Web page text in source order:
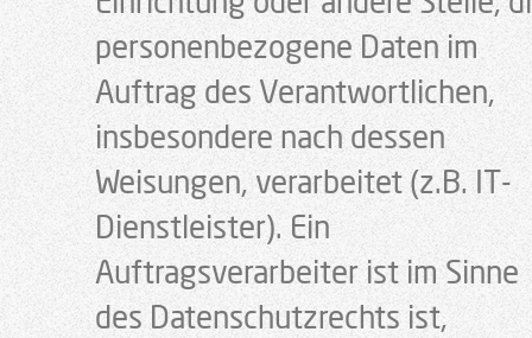
personenbezogene Daten im
Auftrag des Verantwortlichen,
insbesondere nach dessen
Weisungen, verarbeitet (z.B. IT-
Dienstleister). Ein
Auftragsverarbeiter ist im Sinne
des Datenschutzrechts ist,